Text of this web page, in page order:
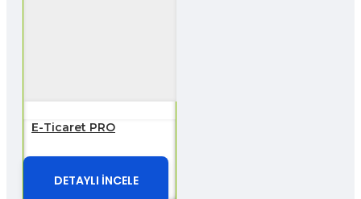
E-Ticaret PRO
DETAYLI İNCELE